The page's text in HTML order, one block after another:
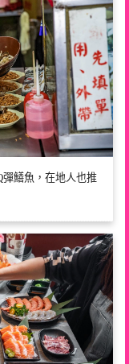
鱔魚，在地人也推